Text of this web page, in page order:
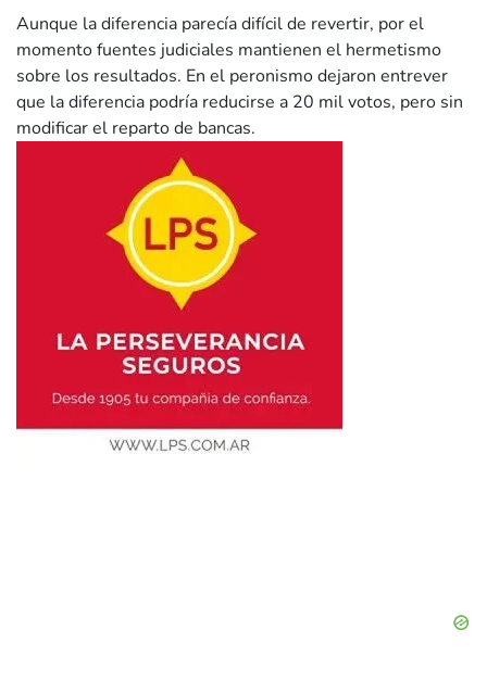
Aunque la diferencia parecía difícil de revertir, por el
momento fuentes judiciales mantienen el hermetismo
sobre los resultados. En el peronismo dejaron entrever
que la diferencia podría reducirse a 20 mil votos, pero sin
modificar el reparto de bancas.